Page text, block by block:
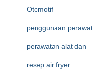
Otomotif
penggunaan
perawatan alat dan
resep air fryer